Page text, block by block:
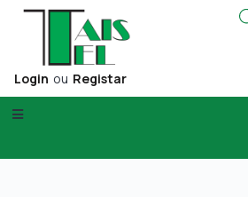
Login ou Registar